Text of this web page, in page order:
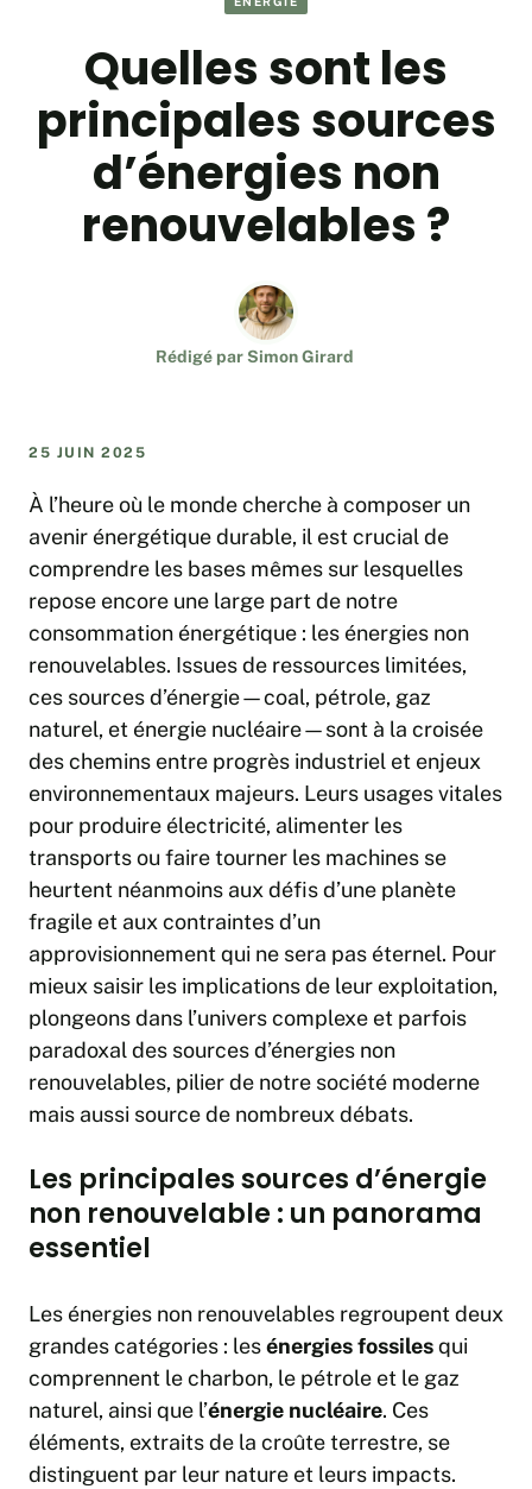
Quelles sont les
principales sources
d’énergies non
renouvelables ?
Rédigé parSimon Girard
25 JUIN 2025
À l’heure où le monde cherche à composer un
avenir énergétique durable, il est crucial de
comprendre les bases mêmes sur lesquelles
repose encore une large part de notre
consommation énergétique : les énergies non
renouvelables. Issues de ressources limitées,
ces sources d’énergie—coal, pétrole, gaz
naturel, et énergie nucléaire—sont à la croisée
des chemins entre progrès industriel et enjeux
environnementaux majeurs. Leurs usages vitales
pour produire électricité, alimenter les
transports ou faire tourner les machines se
heurtent néanmoins aux défis d’une planète
fragile et aux contraintes d’un
approvisionnement qui ne sera pas éternel. Pour
mieux saisir les implications de leur exploitation,
plongeons dans l’univers complexe et parfois
paradoxal des sources d’énergies non
renouvelables, pilier de notre société moderne
mais aussi source de nombreux débats.
Les principales sources d’énergie
non renouvelable : un panorama
essentiel
Les énergies non renouvelables regroupent deux
grandes catégories : lesénergies fossilesqui
comprennent le charbon, le pétrole et le gaz
naturel, ainsi que l’énergie nucléaire. Ces
éléments, extraits de la croûte terrestre, se
distinguent par leur nature et leurs impacts.